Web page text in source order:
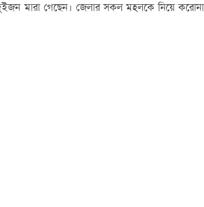
মারা গেছেন। জেলার সকল মহলকে নিয়ে করোনা